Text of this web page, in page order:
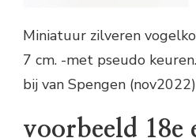
Miniatuur zilveren
7 cm. -met pseudo
bij van Spengen (nov2022)
voorbeeld 18e